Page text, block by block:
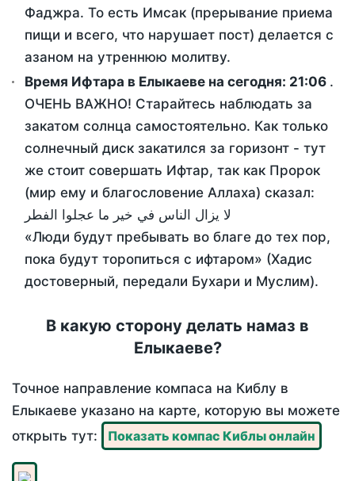
Фаджра. То есть Имсак (прерывание приема
пищи и всего, что нарушает пост) делается с
азаном на утреннюю молитву.
Время Ифтара в Елыкаеве на сегодня: 21:06 .
ОЧЕНЬ ВАЖНО! Старайтесь наблюдать за
закатом солнца самостоятельно. Как только
солнечный диск закатился за горизонт - тут
же стоит совершать Ифтар, так как Пророк
(мир ему и благословение Аллаха) сказал:
لا يزال الناس في خير ما عجلوا الفطر
«Люди будут пребывать во благе до тех пор,
пока будут торопиться с ифтаром» (Хадис
достоверный, передали Бухари и Муслим).
В какую сторону делать намаз в
Елыкаеве?
Точное направление компаса на Киблу в
Елыкаеве указано на карте, которую вы можете
открыть тут:
Показать компас Киблы онлайн